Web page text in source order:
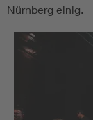
Nürnberg einig.